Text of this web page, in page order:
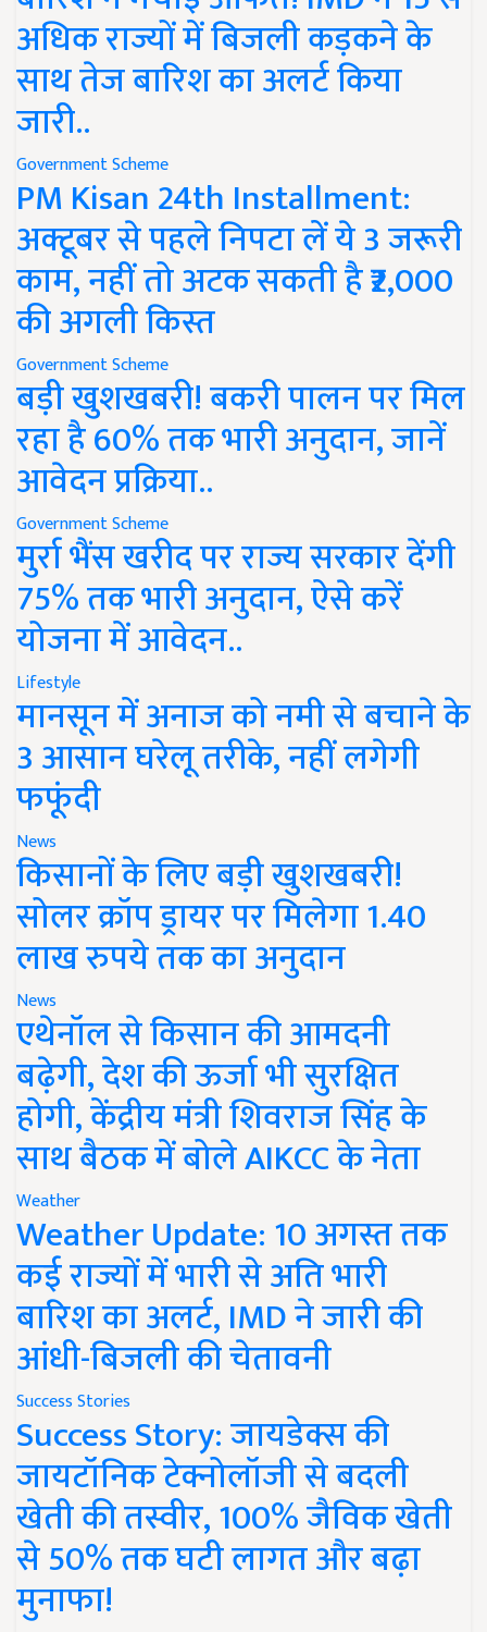
अधिक राज्यों में बिजली कड़कने के
साथ तेज बारिश का अलर्ट किया
जारी..
Government Scheme
PM Kisan 24th Installment:
अक्टूबर से पहले निपटा लें ये 3 जरूरी
काम, नहीं तो अटक सकती है ₹2,000
की अगली किस्त
Government Scheme
बड़ी खुशखबरी! बकरी पालन पर मिल
रहा है 60% तक भारी अनुदान, जानें
आवेदन प्रक्रिया..
Government Scheme
मुर्रा भैंस खरीद पर राज्य सरकार देंगी
75% तक भारी अनुदान, ऐसे करें
योजना में आवेदन..
Lifestyle
मानसून में अनाज को नमी से बचाने के
3 आसान घरेलू तरीके, नहीं लगेगी
फफूंदी
News
किसानों के लिए बड़ी खुशखबरी!
सोलर क्रॉप ड्रायर पर मिलेगा 1.40
लाख रुपये तक का अनुदान
News
एथेनॉल से किसान की आमदनी
बढ़ेगी, देश की ऊर्जा भी सुरक्षित
होगी, केंद्रीय मंत्री शिवराज सिंह के
साथ बैठक में बोले AIKCC के नेता
Weather
Weather Update: 10 अगस्त तक
कई राज्यों में भारी से अति भारी
बारिश का अलर्ट, IMD ने जारी की
आंधी-बिजली की चेतावनी
Success Stories
Success Story: जायडेक्स की
जायटॉनिक टेक्नोलॉजी से बदली
खेती की तस्वीर, 100% जैविक खेती
से 50% तक घटी लागत और बढ़ा
मुनाफा!